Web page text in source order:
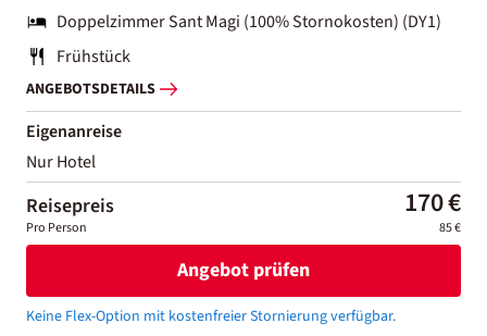
Doppelzimmer Sant Magi (100% Stornokosten) (DY1)
Frühstück
ANGEBOTSDETAILS
Eigenanreise
Nur Hotel
Reisepreis 170 €
Pro Person 85 €
Angebot prüfen
Keine Flex-Option mit kostenfreier Stornierung verfügbar.